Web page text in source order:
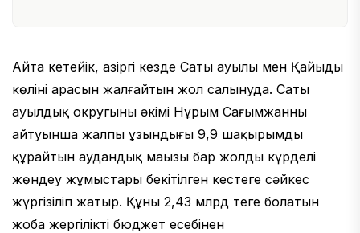
Айта кетейік, азіргі кезде Саты ауылы мен Қайыңды
көлінің арасын жалғайтын жол салынуда. Саты
ауылдық округының әкімі Нұрым Сағымжанның
айтуынша жалпы ұзындығы 9,9 шақырымды
құрайтын аудандық маңызы бар жолды күрделі
жөндеу жұмыстары бекітілген кестеге сәйкес
жүргізіліп жатыр. Құны 2,43 млрд теңге болатын
жоба жергілікті бюджет есебінен